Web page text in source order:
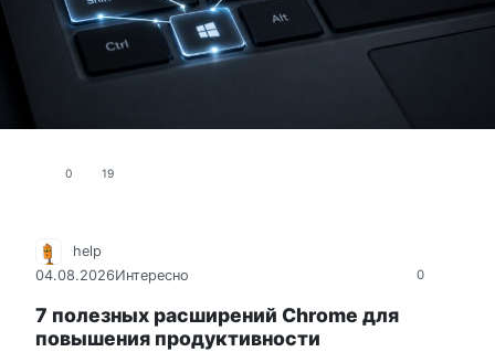
0 19
0
help
04.08.2026Интересно
7 полезных расширений Chrome для
повышения продуктивности